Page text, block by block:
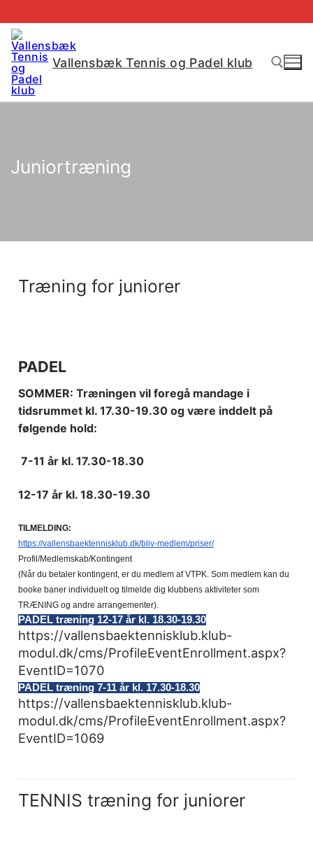
Vallensbæk Tennis og Padel klub
Juniortræning
Træning for juniorer
PADEL
SOMMER: Træningen vil foregå mandage i
tidsrummet kl. 17.30-19.30 og være inddelt på
følgende hold:
7-11 år kl. 17.30-18.30
12-17 år kl. 18.30-19.30
TILMELDING:
https://vallensbaektennisklub.dk/bliv-medlem/priser/
Profil/Medlemskab/Kontingent
(Når du betaler kontingent, er du medlem af VTPK. Som medlem kan du
booke baner individuelt og tilmelde dig klubbens aktiviteter som
TRÆNING og andre arrangementer).
PADEL træning 12-17 år kl. 18.30-19.30
https://vallensbaektennisklub.klub-
modul.dk/cms/ProfileEventEnrollment.aspx?
EventID=1070
PADEL træning 7-11 år kl. 17.30-18.30
https://vallensbaektennisklub.klub-
modul.dk/cms/ProfileEventEnrollment.aspx?
EventID=1069
TENNIS træning for juniorer